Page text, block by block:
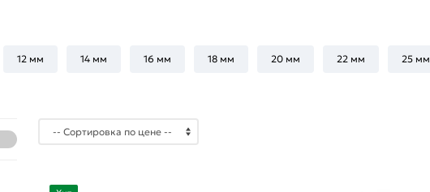
12 мм 14 мм 16 мм 18 мм 20 мм 22 мм 25 мм